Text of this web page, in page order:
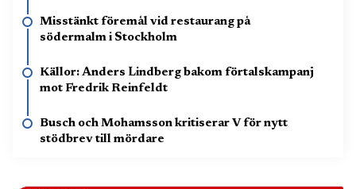
Misstänkt föremål vid restaurang på
södermalm i Stockholm
Källor: Anders Lindberg bakom förtalskampanj
mot Fredrik Reinfeldt
Busch och Mohamsson kritiserar V för nytt
stödbrev till mördare